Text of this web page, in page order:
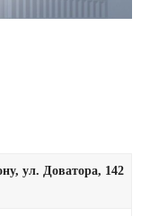
ул. Доватора, 142